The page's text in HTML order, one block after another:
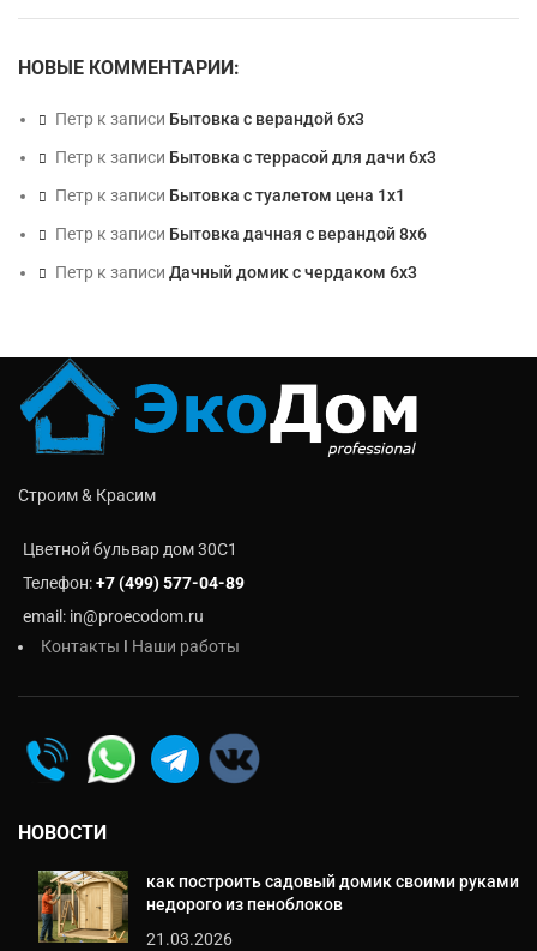
НОВЫЕ КОММЕНТАРИИ:
Петр к записи Бытовка с верандой 6х3
Петр к записи Бытовка с террасой для дачи 6х3
Петр к записи Бытовка с туалетом цена 1х1
Петр к записи Бытовка дачная с верандой 8х6
Петр к записи Дачный домик с чердаком 6х3
Строим & Красим
Цветной бульвар дом 30C1
Телефон:+7 (499) 577-04-89
email: in@proecodom.ru
Контакты I Наши работы
НОВОСТИ
как построить садовый домик своими руками
недорого из пеноблоков
21.03.2026